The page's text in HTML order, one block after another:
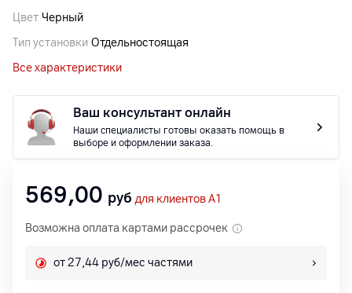
Цвет Черный
Тип установки Отдельностоящая
Все характеристики
Ваш консультант онлайн
Наши специалисты готовы оказать помощь в
выборе и оформлении заказа.
569,00 руб для клиентов A1
Возможна оплата картами рассрочек
от 27,44 руб/мес частями